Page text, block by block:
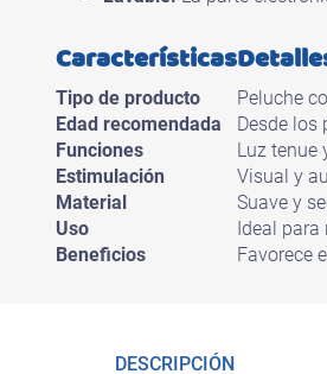
Características
Tipo de producto
Peluche
Edad recomendada
Desde los
Funciones
Luz tenue
Estimulación
Visual y
Material
Suave y
Uso
Ideal para
Beneficios
Favorece
DESCRIPCIÓN